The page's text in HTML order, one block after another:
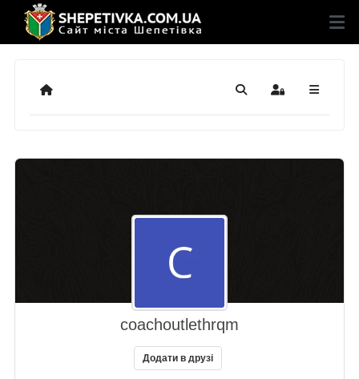
Додому ПошукSign In
coachoutlethrqm
Додати в друзі